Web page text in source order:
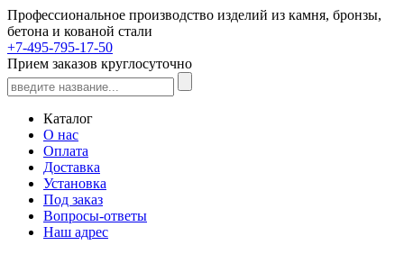
Профессиональное производство изделий из камня, бронзы,
бетона и кованой стали
+7-495-795-17-50
Прием заказов круглосуточно
Каталог
О нас
Оплата
Доставка
Установка
Под заказ
Вопросы-ответы
Наш адрес